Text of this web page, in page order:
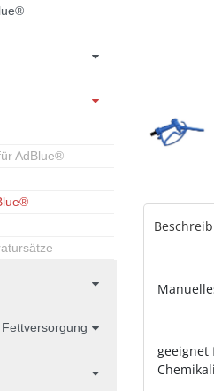
AdBlue®
geeignet